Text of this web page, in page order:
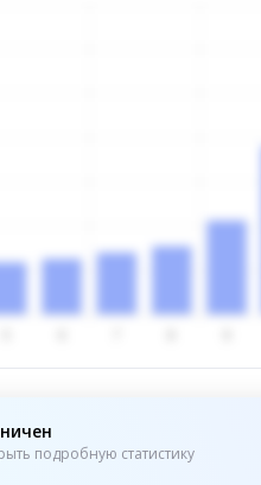
подробную статистику